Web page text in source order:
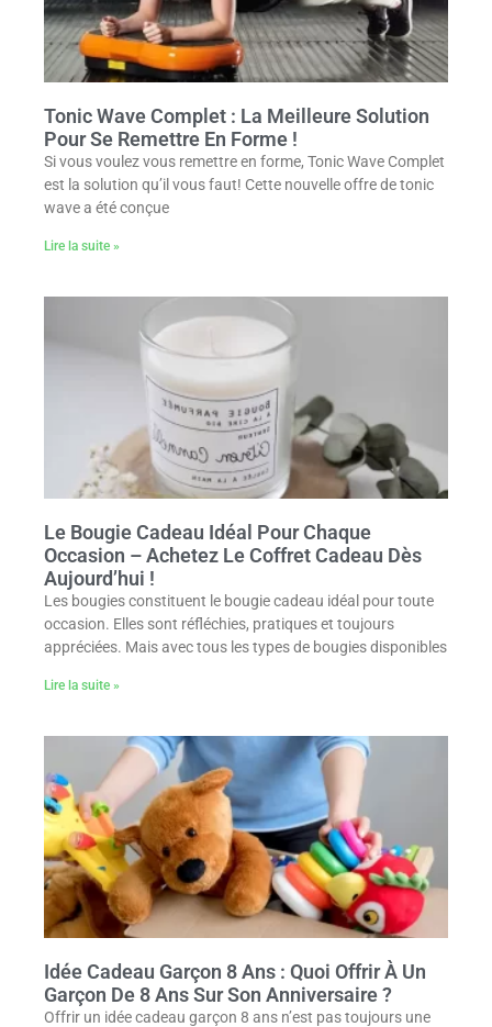
Tonic Wave Complet : La Meilleure Solution
Pour Se Remettre En Forme !
Si vous voulez vous remettre en forme, Tonic Wave Complet
est la solution qu’il vous faut! Cette nouvelle offre de tonic
wave a été conçue
Lire la suite »
Le Bougie Cadeau Idéal Pour Chaque
Occasion – Achetez Le Coffret Cadeau Dès
Aujourd’hui !
Les bougies constituent le bougie cadeau idéal pour toute
occasion. Elles sont réfléchies, pratiques et toujours
appréciées. Mais avec tous les types de bougies disponibles
Lire la suite »
Idée Cadeau Garçon 8 Ans : Quoi Offrir À Un
Garçon De 8 Ans Sur Son Anniversaire ?
Offrir un idée cadeau garçon 8 ans n’est pas toujours une